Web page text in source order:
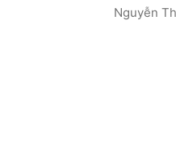
Nguyễn